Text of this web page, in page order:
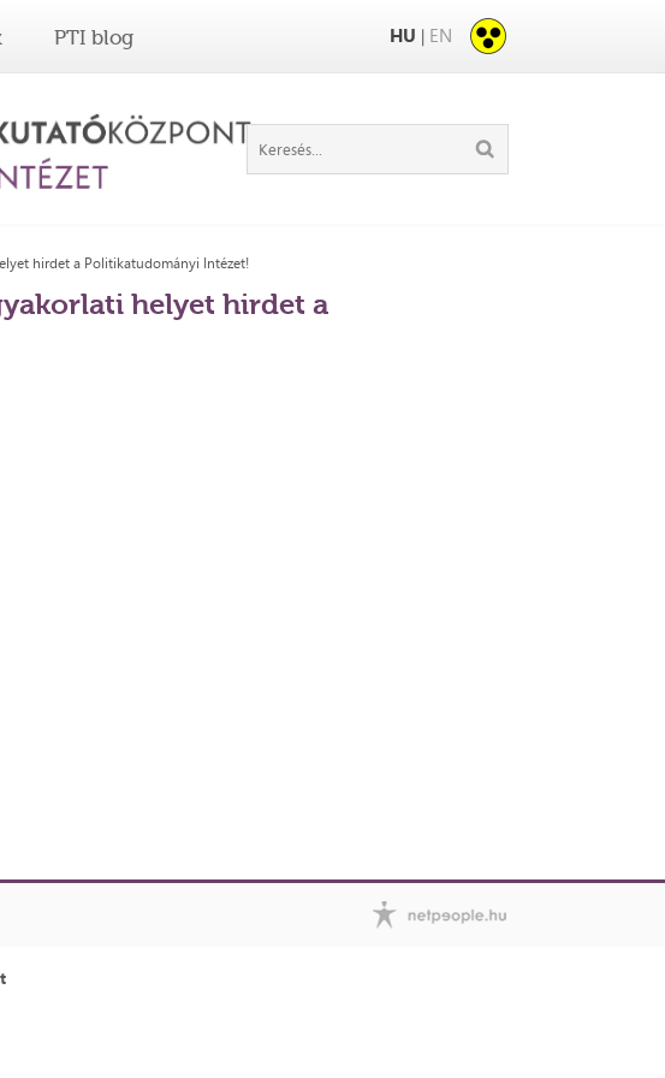
PTI blog HU | EN
hirdet a Politikatudományi Intézet!
helyet hirdet a